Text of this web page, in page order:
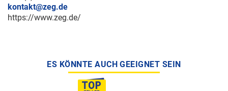
kontakt@zeg.de
https://www.zeg.de/
ES KÖNNTE AUCH GEEIGNET SEIN